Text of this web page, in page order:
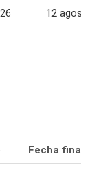
12 agosto
Fecha final